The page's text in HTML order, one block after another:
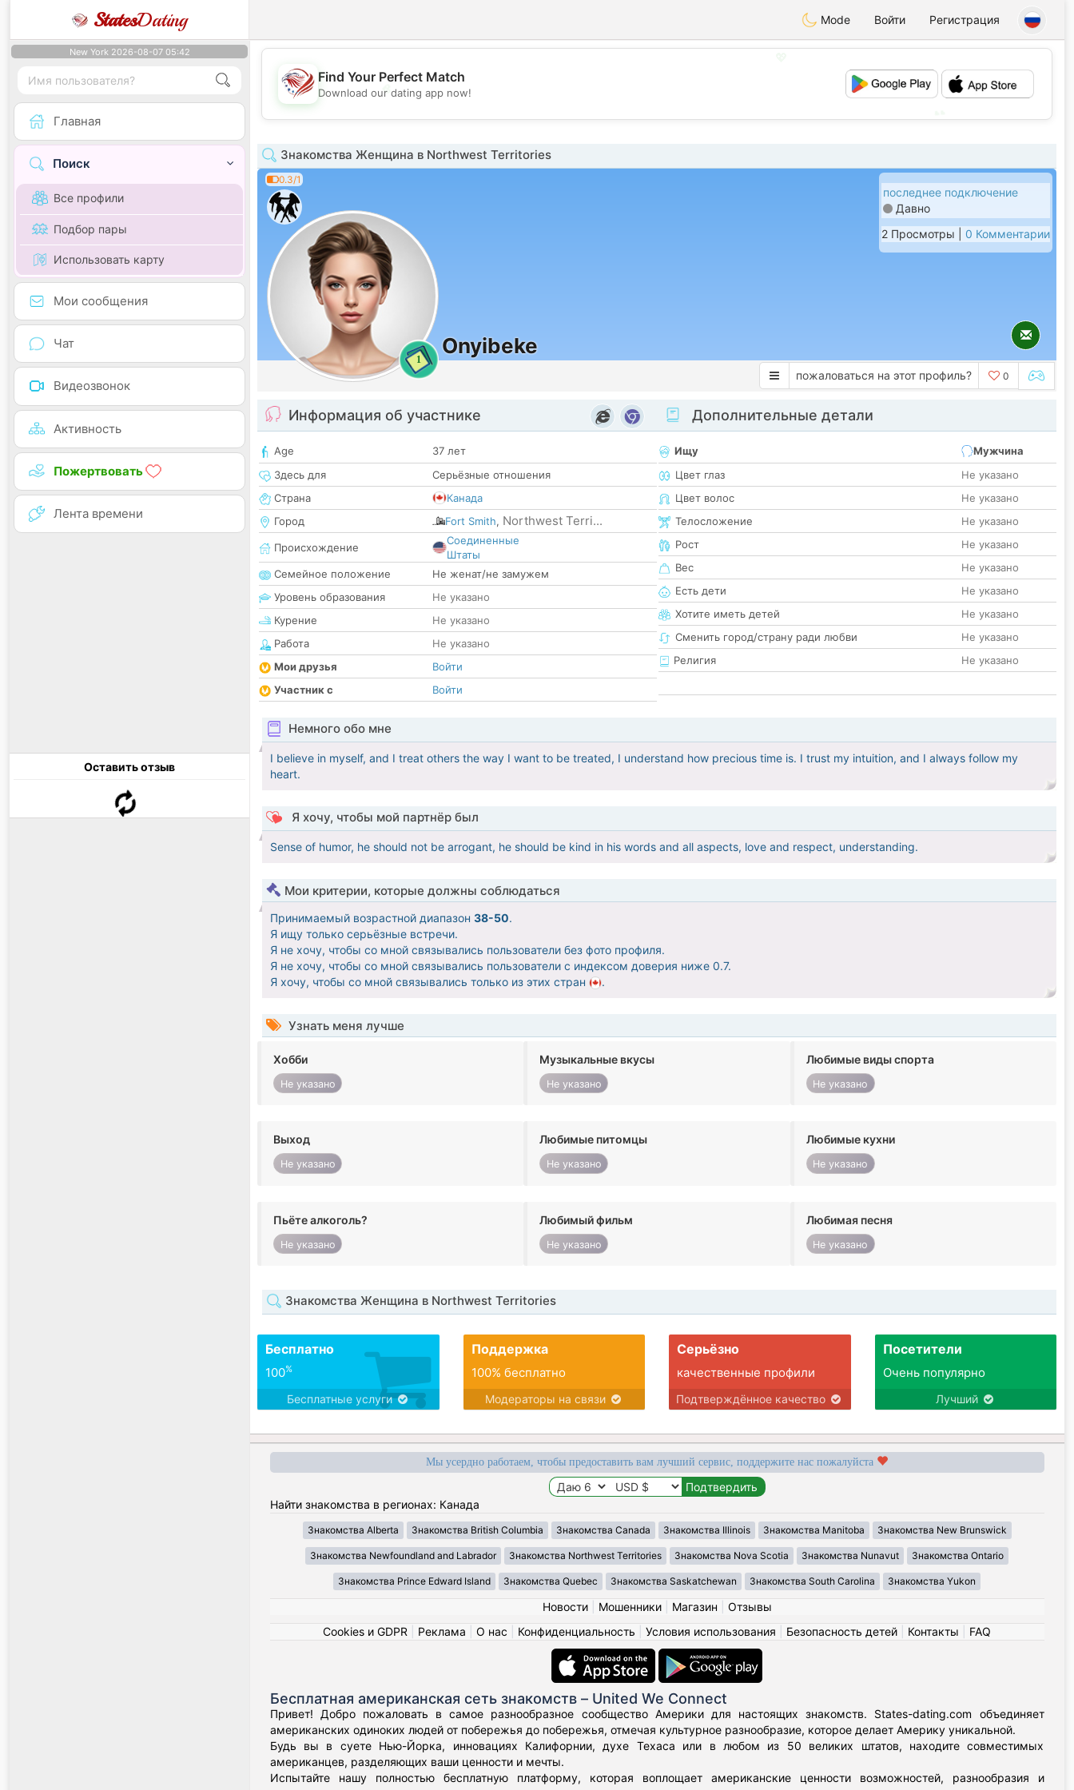
StatesDating Mode Войти Регистрация
New York 2026-08-07 05:42
Главная
Поиск
Все профили
Подбор пары
Использовать карту
Мои сообщения
Чат
Видеозвонок
Активность
Пожертвовать
Лента времени
Оставить отзыв
💖
💕
Find Your Perfect Match
Download our dating app now!
Знакомства Женщина в Northwest Territories
0.3/1
1
Onyibeke
последнее подключение
Давно
2 Просмотры | 0 Комментарии
пожаловаться на этот профиль? 0
Информация об участнике
Age
37 лет
Здесь для
Серьёзные отношения
Страна
Канада
Город
Fort Smith, Northwest Terri...
Происхождение
Соединенные
Штаты
Семейное положение
Не женат/не замужем
Уровень образования
Не указано
Курение
Не указано
Работа
Не указано
Мои друзья
Войти
Участник с
Войти
Дополнительные детали
Ищу
Мужчина
Цвет глаз
Не указано
Цвет волос
Не указано
Телосложение
Не указано
Рост
Не указано
Вес
Не указано
Есть дети
Не указано
Хотите иметь детей
Не указано
Сменить город/страну ради любви
Не указано
Религия
Не указано
Немного обо мне
I believe in myself, and I treat others the way I want to be treated, I understand how precious time is. I trust my intuition, and I always follow my
heart.
Я хочу, чтобы мой партнёр был
Sense of humor, he should not be arrogant, he should be kind in his words and all aspects, love and respect, understanding.
Мои критерии, которые должны соблюдаться
Принимаемый возрастной диапазон 38-50.
Я ищу только серьёзные встречи.
Я не хочу, чтобы со мной связывались пользователи без фото профиля.
Я не хочу, чтобы со мной связывались пользователи с индексом доверия ниже 0.7.
Я хочу, чтобы со мной связывались только из этих стран
.
Узнать меня лучше
Хобби
Не указано
Музыкальные вкусы
Не указано
Любимые виды спорта
Не указано
Выход
Не указано
Любимые питомцы
Не указано
Любимые кухни
Не указано
Пьёте алкоголь?
Не указано
Любимый фильм
Не указано
Любимая песня
Не указано
Знакомства Женщина в Northwest Territories
Бесплатно
100%
Бесплатные услуги
Поддержка
100% бесплатно
Модераторы на связи
Серьёзно
качественные профили
Подтверждённое качество
Посетители
Очень популярно
Лучший
Мы усердно работаем, чтобы предоставить вам лучший сервис, поддержите нас пожалуйста
Найти знакомства в регионах: Канада
Знакомства Alberta Знакомства British Columbia Знакомства Canada Знакомства Illinois Знакомства Manitoba Знакомства New Brunswick
Знакомства Newfoundland and Labrador Знакомства Northwest Territories Знакомства Nova Scotia Знакомства Nunavut Знакомства Ontario
Знакомства Prince Edward Island Знакомства Quebec Знакомства Saskatchewan Знакомства South Carolina Знакомства Yukon
Новости| Мошенники| Магазин
Отзывы
Cookies и GDPR
Реклама О нас Конфиденциальность Условия использования Безопасность детей Контакты FAQ
Бесплатная американская сеть знакомств – United We Connect
Привет! Добро пожаловать в самое разнообразное сообщество Америки для настоящих знакомств. States-dating.com объединяет
американских одиноких людей от побережья до побережья, отмечая культурное разнообразие, которое делает Америку уникальной.
Будь вы в суете Нью-Йорка, инновациях Калифорнии, духе Техаса или в любом из 50 великих штатов, находите совместимых
американцев, разделяющих ваши ценности и мечты.
Испытайте нашу полностью бесплатную платформу, которая воплощает американские ценности возможностей, разнообразия и